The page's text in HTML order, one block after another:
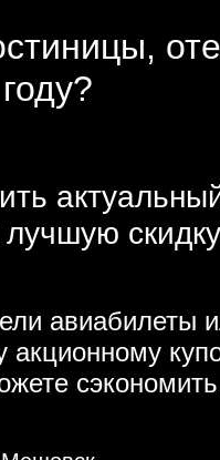
акционному